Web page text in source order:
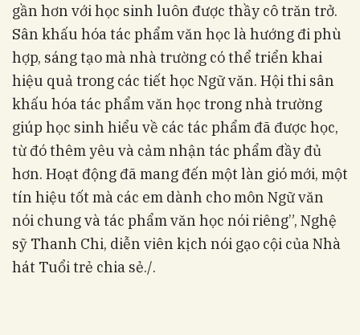
gần hơn với học sinh luôn được thầy cô trăn trở.
Sân khấu hóa tác phẩm văn học là hướng đi phù
hợp, sáng tạo mà nhà trường có thể triển khai
hiệu quả trong các tiết học Ngữ văn. Hội thi sân
khấu hóa tác phẩm văn học trong nhà trường
giúp học sinh hiểu về các tác phẩm đã được học,
từ đó thêm yêu và cảm nhận tác phẩm đầy đủ
hơn. Hoạt động đã mang đến một làn gió mới, một
tín hiệu tốt mà các em dành cho môn Ngữ văn
nói chung và tác phẩm văn học nói riêng”, Nghệ
sỹ Thanh Chi, diễn viên kịch nói gạo cội của Nhà
hát Tuổi trẻ chia sẻ./.